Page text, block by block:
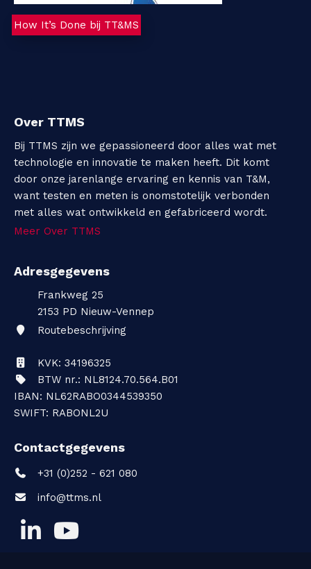
How It’s Done bij TT&MS
Over TTMS
Bij TTMS zijn we gepassioneerd door alles wat met
technologie en innovatie te maken heeft. Dit komt
door onze jarenlange ervaring en kennis van T&M,
want testen en meten is onomstotelijk verbonden
met alles wat ontwikkeld en gefabriceerd wordt.
Meer Over TTMS
Adresgegevens
Frankweg 25
2153 PD Nieuw-Vennep
Routebeschrijving
KVK: 34196325
BTW nr.: NL8124.70.564.B01
IBAN: NL62RABO0344539350
SWIFT: RABONL2U
Contactgegevens
+31 (0)252 - 621 080
info@ttms.nl